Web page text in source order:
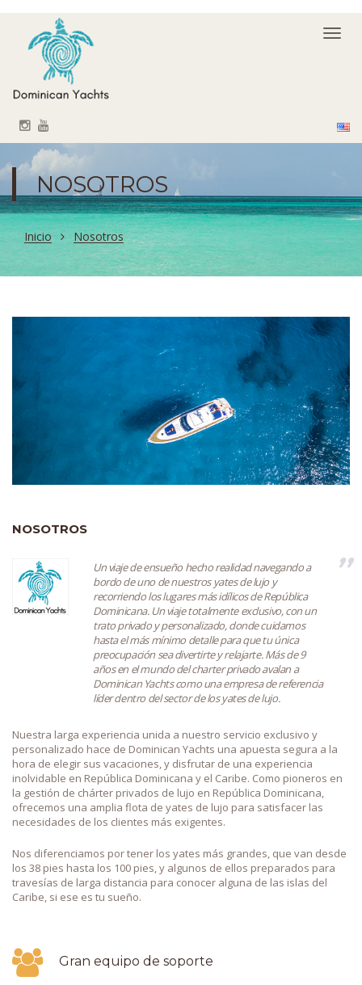
NOSOTROS
Inicio Nosotros
NOSOTROS
’’
Un viaje de ensueño hecho realidad navegando a
bordo de uno de nuestros yates de lujo y
recorriendo los lugares más idílicos de República
Dominicana. Un viaje totalmente exclusivo, con un
trato privado y personalizado, donde cuidamos
hasta el más mínimo detalle para que tu única
preocupación sea divertirte y relajarte. Más de 9
años en el mundo del charter privado avalan a
Dominican Yachts como una empresa de referencia
líder dentro del sector de los yates de lujo.
Nuestra larga experiencia unida a nuestro servicio exclusivo y
personalizado hace de Dominican Yachts una apuesta segura a la
hora de elegir sus vacaciones, y disfrutar de una experiencia
inolvidable en República Dominicana y el Caribe. Como pioneros en
la gestión de chárter privados de lujo en República Dominicana,
ofrecemos una amplia flota de yates de lujo para satisfacer las
necesidades de los clientes más exigentes.
Nos diferenciamos por tener los yates más grandes, que van desde
los 38 pies hasta los 100 pies, y algunos de ellos preparados para
travesías de larga distancia para conocer alguna de las islas del
Caribe, si ese es tu sueño.
Gran equipo de soporte